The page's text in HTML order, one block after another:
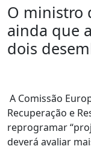
O ministro
ainda que
dois
A Comissão
Recuperação e
reprogramar
deverá avaliar